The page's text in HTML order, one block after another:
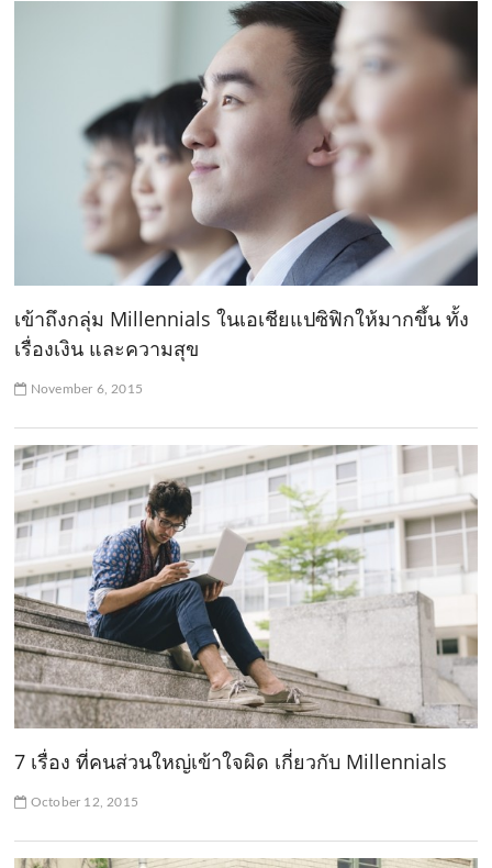
เข้าถึงกลุ่ม Millennials ในเอเชียแปซิฟิกให้มากขึ้น ทั้ง
เรื่องเงิน และความสุข
November 6, 2015
7 เรื่อง ที่คนส่วนใหญ่เข้าใจผิด เกี่ยวกับ Millennials
October 12, 2015